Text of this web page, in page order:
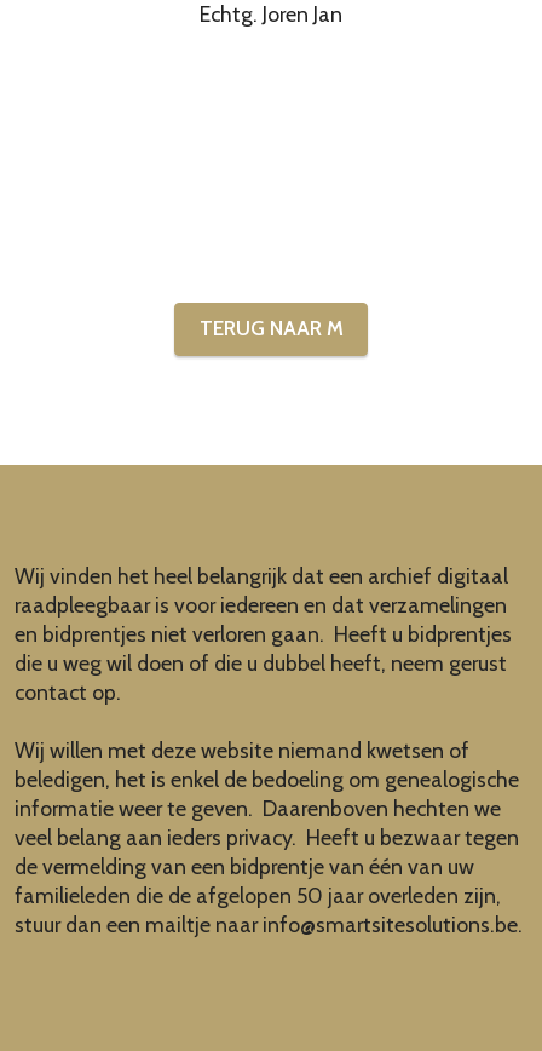
Echtg. Joren Jan
TERUG NAAR M
Wij vinden het heel belangrijk dat een archief digitaal
raadpleegbaar is voor iedereen en dat verzamelingen
en bidprentjes niet verloren gaan. Heeft u bidprentjes
die u weg wil doen of die u dubbel heeft, neem gerust
contact op.
Wij willen met deze website niemand kwetsen of
beledigen, het is enkel de bedoeling om genealogische
informatie weer te geven. Daarenboven hechten we
veel belang aan ieders privacy. Heeft u bezwaar tegen
de vermelding van een bidprentje van één van uw
familieleden die de afgelopen 50 jaar overleden zijn,
stuur dan een mailtje naarinfo@smartsitesolutions.be.